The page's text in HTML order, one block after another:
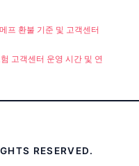
프 환불 기준 및 고객센터
고객센터 운영 시간 및 연
RESERVED.